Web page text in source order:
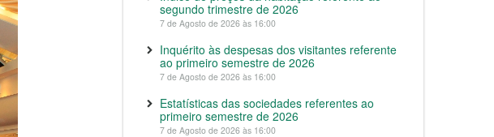
segundo trimestre de 2026
7 de Agosto de 2026 às 16:00
Inquérito às despesas dos visitantes referente
ao primeiro semestre de 2026
7 de Agosto de 2026 às 16:00
Estatísticas das sociedades referentes ao
primeiro semestre de 2026
7 de Agosto de 2026 às 16:00